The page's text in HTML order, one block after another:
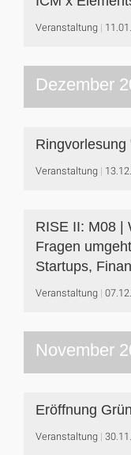
Veranstaltung
Dezember
Veranstaltung
RISE II: M08 |
Fragen
Startups,
Veranstaltung
November
Eröffnung
Veranstaltung